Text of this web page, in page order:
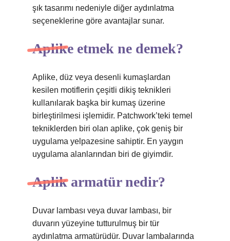
şık tasarımı nedeniyle diğer aydınlatma
seçeneklerine göre avantajlar sunar.
Aplike etmek ne demek?
Aplike, düz veya desenli kumaşlardan
kesilen motiflerin çeşitli dikiş teknikleri
kullanılarak başka bir kumaş üzerine
birleştirilmesi işlemidir. Patchwork’teki temel
tekniklerden biri olan aplike, çok geniş bir
uygulama yelpazesine sahiptir. En yaygın
uygulama alanlarından biri de giyimdir.
Aplik armatür nedir?
Duvar lambası veya duvar lambası, bir
duvarın yüzeyine tutturulmuş bir tür
aydınlatma armatürüdür. Duvar lambalarında